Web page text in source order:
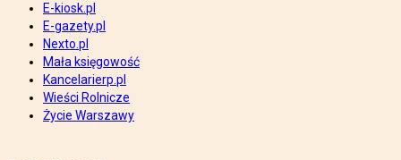
E-kiosk.pl
E-gazety.pl
Nexto.pl
Mała księgowość
Kancelarierp.pl
Wieści Rolnicze
Życie Warszawy